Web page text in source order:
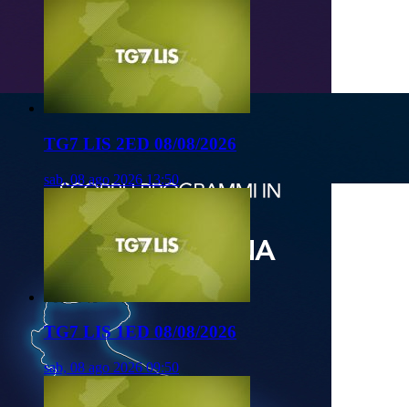
TG7 LIS 2ED 08/08/2026
sab, 08 ago 2026 13:50
TG7 LIS 1ED 08/08/2026
sab, 08 ago 2026 09:50